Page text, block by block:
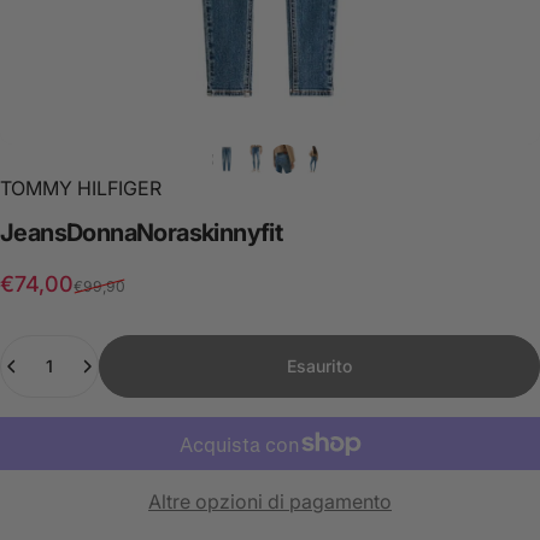
TOMMY HILFIGER
JeansDonnaNoraskinnyfit
Prezzo scontato
€74,00
Prezzo di listino
€99,90
Esaurito
Altre opzioni di pagamento